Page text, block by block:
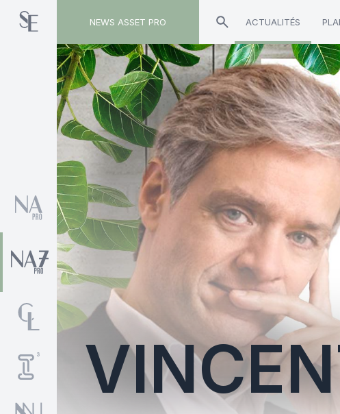
NEWS ASSET PRO ACTUALITÉS
Toute l'actualité sur le tag "Vincent-Gaël Baudet"